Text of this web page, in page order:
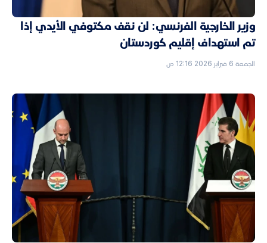
وزير الخارجية الفرنسي: لن نقف مكتوفي الأيدي إذا
تم استهداف إقليم كوردستان
الجمعة 6 فبراير 2026 12:16 ص